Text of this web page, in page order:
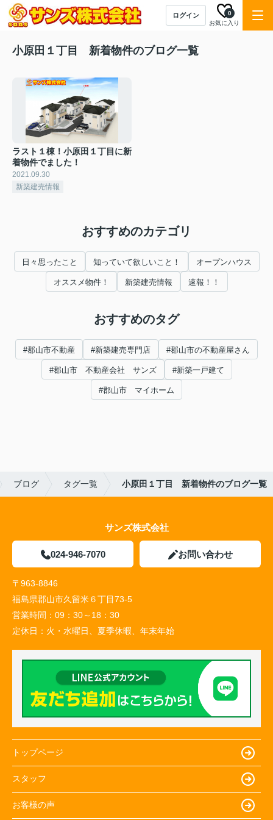
ログイン
お気に入り
0
小原田１丁目 新着物件のブログ一覧
ラスト１棟！小原田１丁目に新
着物件でました！
2021.09.30
新築建売情報
おすすめのカテゴリ
日々思ったこと 知っていて欲しいこと！ オープンハウス
オススメ物件！ 新築建売情報 速報！！
おすすめのタグ
#郡山市不動産 #新築建売専門店 #郡山市の不動産屋さん
#郡山市 不動産会社 サンズ #新築一戸建て
#郡山市 マイホーム
ブログ タグ一覧 小原田１丁目 新着物件のブログ一覧
サンズ株式会社
024-946-7070 お問い合わせ
〒963-8846
福島県郡山市久留米６丁目73-5
営業時間： 09：30～18：30
定休日： 火・水曜日、夏季休暇、年末年始
トップページ
スタッフ
お客様の声